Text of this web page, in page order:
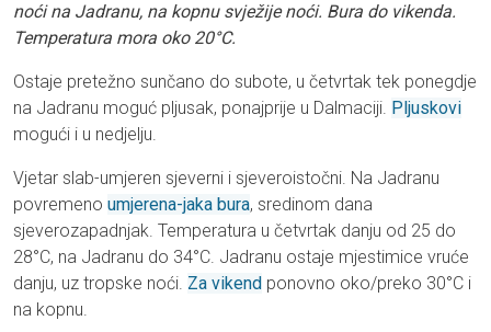
noći na Jadranu, na kopnu svježije noći. Bura do vikenda.
Temperatura mora oko 20°C.
Ostaje pretežno sunčano do subote, u četvrtak tek ponegdje
na Jadranu moguć pljusak, ponajprije u Dalmaciji. Pljuskovi
mogući i u nedjelju.
Vjetar slab-umjeren sjeverni i sjeveroistočni. Na Jadranu
povremeno umjerena-jaka bura, sredinom dana
sjeverozapadnjak. Temperatura u četvrtak danju od 25 do
28°C, na Jadranu do 34°C. Jadranu ostaje mjestimice vruće
danju, uz tropske noći. Za vikend ponovno oko/preko 30°C i
na kopnu.